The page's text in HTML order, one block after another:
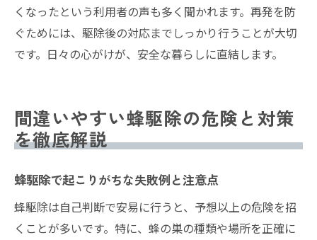
くなったという利用者の声も多く聞かれます。再発を防
ぐためには、駆除後の対応までしっかり行うことが大切
です。日々の心がけが、安全な暮らしに直結します。
間違いやすい蜂駆除の危険と対策
を徹底解説
蜂駆除で起こりがちな失敗例と注意点
蜂駆除は自己判断で安易に行うと、予想以上の危険を招
くことが多いです。特に、蜂の巣の種類や場所を正確に